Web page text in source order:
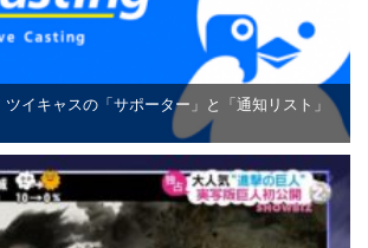
イキャスの「サポーター」と「通知リスト」